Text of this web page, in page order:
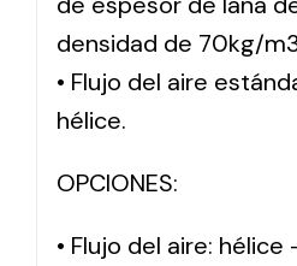
densidad de 70kg/
• Flujo del aire
hélice.
OPCIONES:
• Flujo del aire: hélice